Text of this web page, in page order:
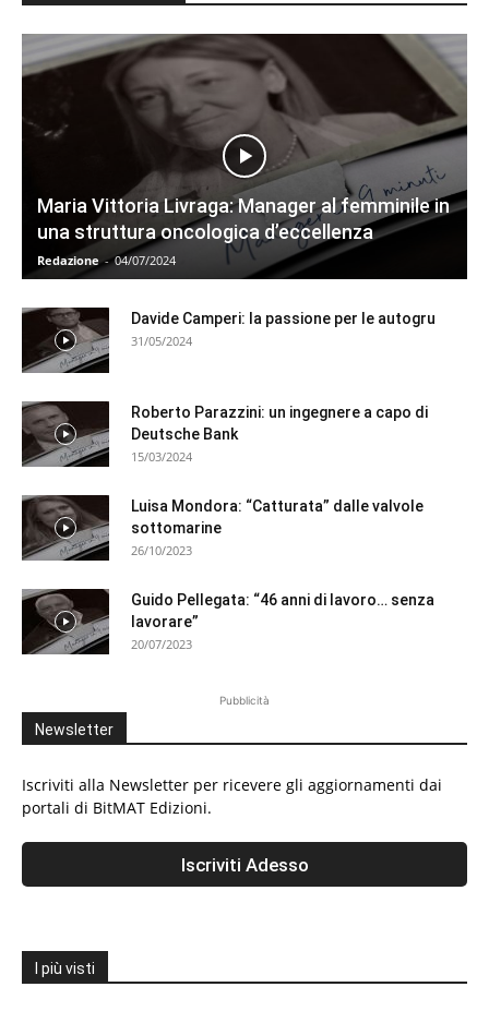
Maria Vittoria Livraga: Manager al femminile in
una struttura oncologica d’eccellenza
Redazione - 04/07/2024
Davide Camperi: la passione per le autogru
31/05/2024
Roberto Parazzini: un ingegnere a capo di
Deutsche Bank
15/03/2024
Luisa Mondora: “Catturata” dalle valvole
sottomarine
26/10/2023
Guido Pellegata: “46 anni di lavoro… senza
lavorare”
20/07/2023
Pubblicità
Newsletter
Iscriviti alla Newsletter per ricevere gli aggiornamenti dai
portali di BitMAT Edizioni.
I più visti